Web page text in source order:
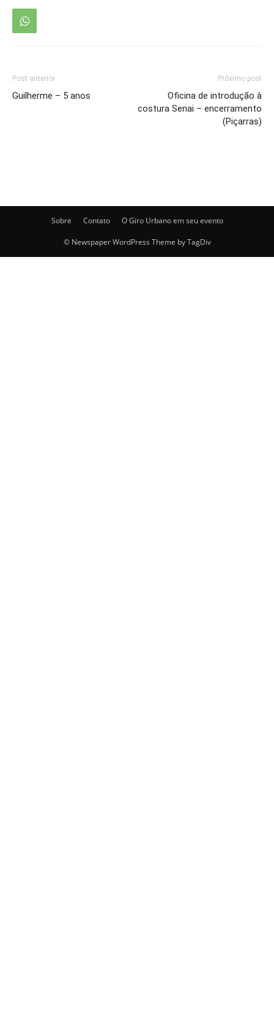
Post anterior
Guilherme – 5 anos
Próximo post
Oficina de introdução à
costura Senai – encerramento
(Piçarras)
Sobre Contato O Giro Urbano em seu evento
© Newspaper WordPress Theme by TagDiv